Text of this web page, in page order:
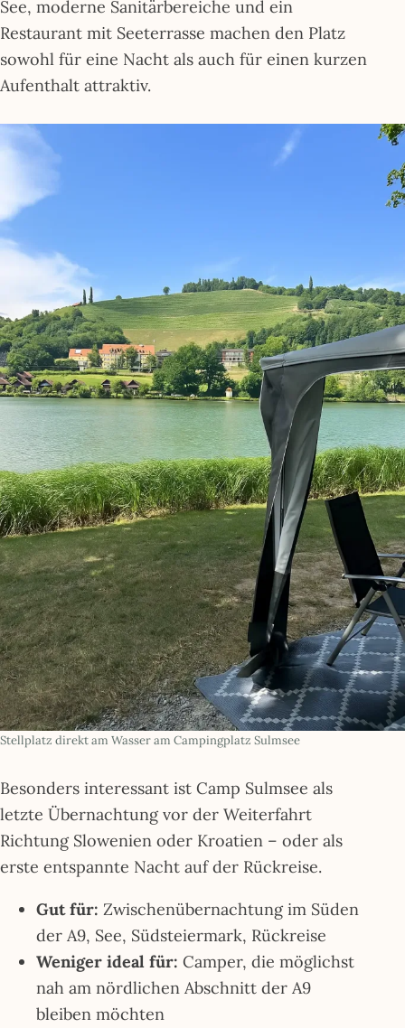
See, moderne Sanitärbereiche und ein
Restaurant mit Seeterrasse machen den Platz
sowohl für eine Nacht als auch für einen kurzen
Aufenthalt attraktiv.
Stellplatz direkt am Wasser am Campingplatz Sulmsee
Besonders interessant ist Camp Sulmsee als
letzte Übernachtung vor der Weiterfahrt
Richtung Slowenien oder Kroatien – oder als
erste entspannte Nacht auf der Rückreise.
Gut für: Zwischenübernachtung im Süden
der A9, See, Südsteiermark, Rückreise
Weniger ideal für: Camper, die möglichst
nah am nördlichen Abschnitt der A9
bleiben möchten